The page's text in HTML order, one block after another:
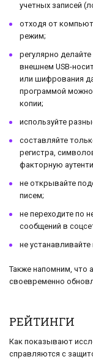
учетных записей
отходя от
режим;
регулярно
внешнем USB-
или шифрования
программой можно
копии;
используйте
составляйте
регистра,
факторную
не открывайте
писем;
не переходите по
сообщений в
не
Также напомним, что
своевременно
РЕЙТИНГИ
Как показывают
справляются с